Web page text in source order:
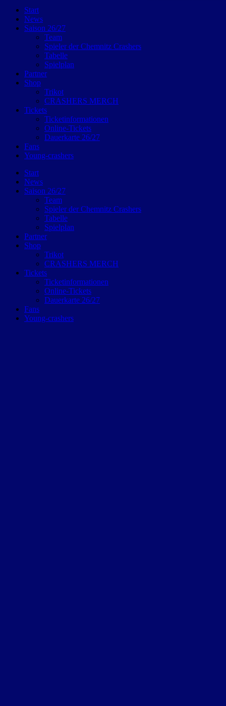
Start
News
Saison 26/27
Team
Spieler der Chemnitz Crashers
Tabelle
Spielplan
Partner
Shop
Trikot
CRASHERS MERCH
Tickets
Ticketinformationen
Online-Tickets
Dauerkarte 26/27
Fans
Young-crashers
Start
News
Saison 26/27
Team
Spieler der Chemnitz Crashers
Tabelle
Spielplan
Partner
Shop
Trikot
CRASHERS MERCH
Tickets
Ticketinformationen
Online-Tickets
Dauerkarte 26/27
Fans
Young-crashers